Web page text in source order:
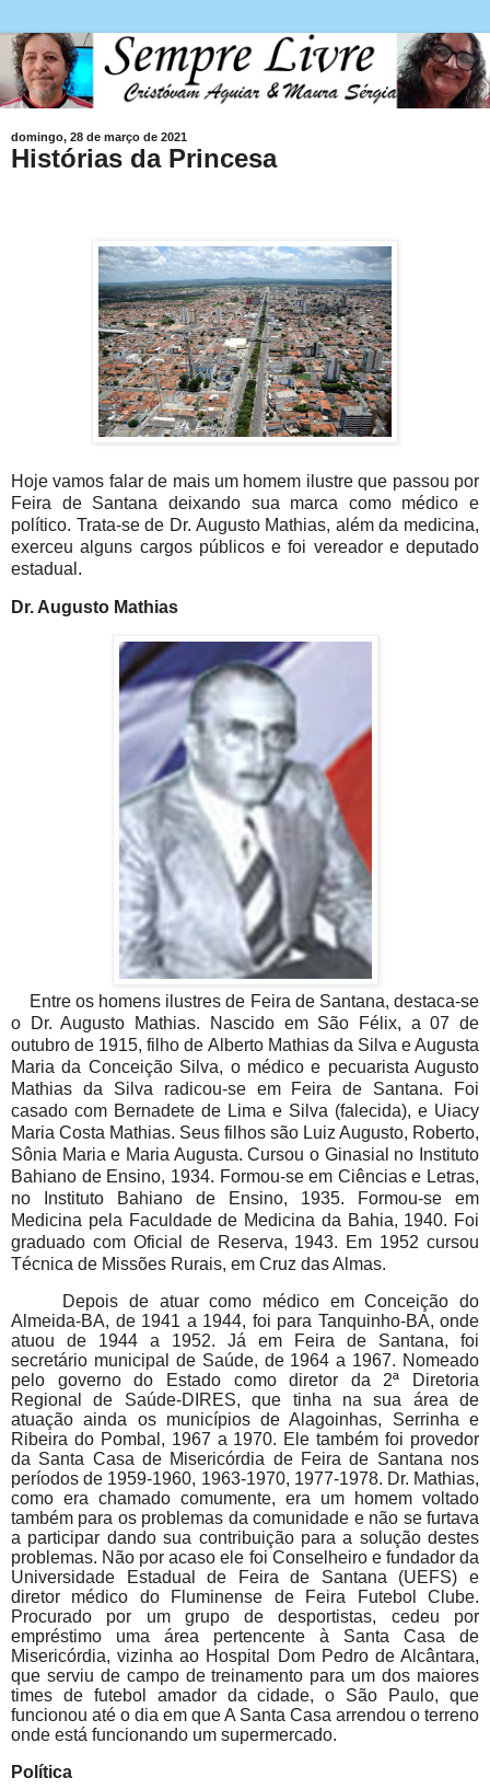
domingo, 28 de março de 2021
Histórias da Princesa
Hoje vamos falar de mais um homem ilustre que passou por
Feira de Santana deixando sua marca como médico e
político. Trata-se de Dr. Augusto Mathias, além da medicina,
exerceu alguns cargos públicos e foi vereador e deputado
estadual.
Dr. Augusto Mathias
Entre os homens ilustres de Feira de Santana, destaca-se
o Dr. Augusto Mathias. Nascido em São Félix, a 07 de
outubro de 1915, filho de Alberto Mathias da Silva e Augusta
Maria da Conceição Silva, o médico e pecuarista Augusto
Mathias da Silva radicou-se em Feira de Santana. Foi
casado com Bernadete de Lima e Silva (falecida), e Uiacy
Maria Costa Mathias. Seus filhos são Luiz Augusto, Roberto,
Sônia Maria e Maria Augusta. Cursou o Ginasial no Instituto
Bahiano de Ensino, 1934. Formou-se em Ciências e Letras,
no Instituto Bahiano de Ensino, 1935. Formou-se em
Medicina pela Faculdade de Medicina da Bahia, 1940. Foi
graduado com Oficial de Reserva, 1943. Em 1952 cursou
Técnica de Missões Rurais, em Cruz das Almas.
Depois de atuar como médico em Conceição do
Almeida-BA, de 1941 a 1944, foi para Tanquinho-BA, onde
atuou de 1944 a 1952. Já em Feira de Santana, foi
secretário municipal de Saúde, de 1964 a 1967. Nomeado
pelo governo do Estado como diretor da 2ª Diretoria
Regional de Saúde-DIRES, que tinha na sua área de
atuação ainda os municípios de Alagoinhas, Serrinha e
Ribeira do Pombal, 1967 a 1970. Ele também foi provedor
da Santa Casa de Misericórdia de Feira de Santana nos
períodos de 1959-1960, 1963-1970, 1977-1978. Dr. Mathias,
como era chamado comumente, era um homem voltado
também para os problemas da comunidade e não se furtava
a participar dando sua contribuição para a solução destes
problemas. Não por acaso ele foi Conselheiro e fundador da
Universidade Estadual de Feira de Santana (UEFS) e
diretor médico do Fluminense de Feira Futebol Clube.
Procurado por um grupo de desportistas, cedeu por
empréstimo uma área pertencente à Santa Casa de
Misericórdia, vizinha ao Hospital Dom Pedro de Alcântara,
que serviu de campo de treinamento para um dos maiores
times de futebol amador da cidade, o São Paulo, que
funcionou até o dia em que A Santa Casa arrendou o terreno
onde está funcionando um supermercado.
Política